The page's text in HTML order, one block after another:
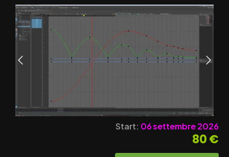
Start: 06 settembre 2026
80 €